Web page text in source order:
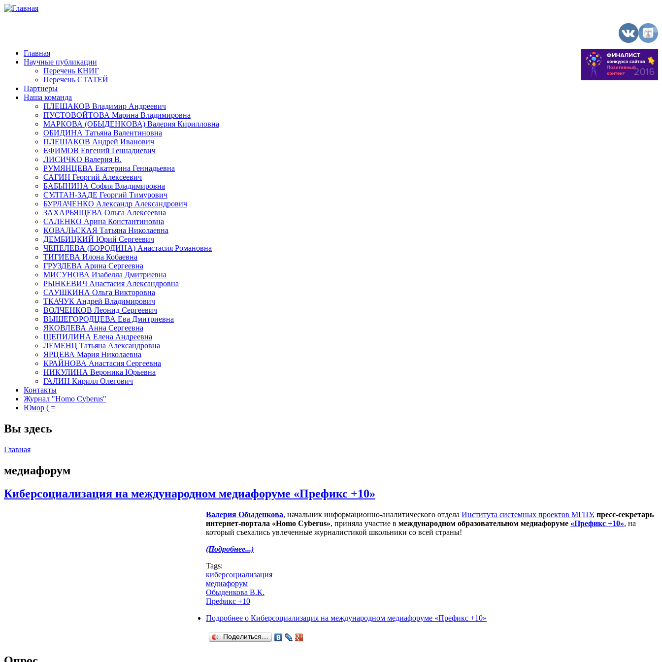
Главная
Научные публикации
Перечень КНИГ
Перечень СТАТЕЙ
Партнеры
Наша команда
ПЛЕШАКОВ Владимир Андреевич
ПУСТОВОЙТОВА Марина Владимировна
МАРКОВА (ОБЫДЕНКОВА) Валерия Кирилловна
ОБИДИНА Татьяна Валентиновна
ПЛЕШАКОВ Андрей Иванович
ЕФИМОВ Евгений Геннадиевич
ЛИСИЧКО Валерия В.
РУМЯНЦЕВА Екатерина Геннадьевна
САГИН Георгий Алексеевич
БАБЫНИНА София Владимировна
СУЛТАН-ЗАДЕ Георгий Тимурович
БУРЛАЧЕНКО Александр Александрович
ЗАХАРЬЯЩЕВА Ольга Алексеевна
САЛЕНКО Арина Константиновна
КОВАЛЬСКАЯ Татьяна Николаевна
ДЕМБИЦКИЙ Юрий Сергеевич
ЧЕПЕЛЕВА (БОРОДИНА) Анастасия Романовна
ТИГИЕВА Илона Кобаевна
ГРУЗДЕВА Арина Сергеевна
МИСУНОВА Изабелла Дмитриевна
РЫНКЕВИЧ Анастасия Александровна
САУШКИНА Ольга Викторовна
ТКАЧУК Андрей Владимирович
ВОЛЧЕНКОВ Леонид Сергеевич
ВЫШЕГОРОДЦЕВА Ева Дмитриевна
ЯКОВЛЕВА Анна Сергеевна
ЩЕПИЛИНА Елена Андреевна
ЛЕМЕНЦ Татьяна Александровна
ЯРЦЕВА Мария Николаевна
КРАЙНОВА Анастасия Сергеевна
НИКУЛИНА Вероника Юрьевна
ГАЛИН Кирилл Олегович
Контакты
Журнал "Homo Cyberus"
Юмор ( =
Вы здесь
Главная
медиафорум
Киберсоциализация на международном медиафоруме «Префикс +10»
Валерия Обыденкова, начальник информационно-аналитического отдела Института системных проектов МГПУ, пресс-секретарь
интернет-портала «Homo Cyberus», приняла участие в международном образовательном медиафоруме «Префикс +10», на
который съехались увлеченные журналистикой школьники со всей страны!
(Подробнее...)
Tags:
киберсоциализация
медиафорум
Обыденкова В.К.
Префикс +10
Подробнее о Киберсоциализация на международном медиафоруме «Префикс +10»
Поделиться…